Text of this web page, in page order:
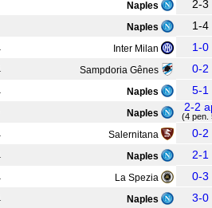
Naples 2-3
Naples 1-4
Inter Milan 1-0
Sampdoria Gênes 0-2
Naples 5-1
Naples 2-2
(4 pen.
Salernitana 0-2
Naples 2-1
La Spezia 0-3
Naples 3-0